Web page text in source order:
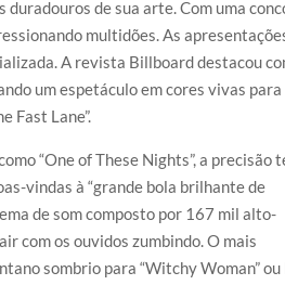
duradouros de sua arte. Com uma
multidões. As
A revista Billboard destacou
um espetáculo em cores vivas para
Fast Lane”.
“One of These Nights”, a precisão
vindas à “grande bola brilhante de
de som composto por 167 mil alto-
com os ouvidos zumbindo. O mais
sombrio para “Witchy Woman”